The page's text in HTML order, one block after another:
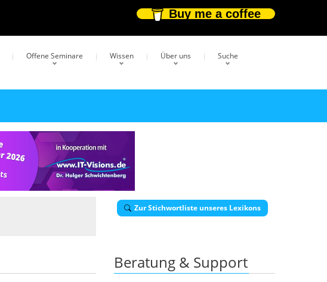
Buy me a coffee
Offene Seminare Wissen Über uns Suche
Zur Stichwortliste unseres Lexikons
Beratung & Support